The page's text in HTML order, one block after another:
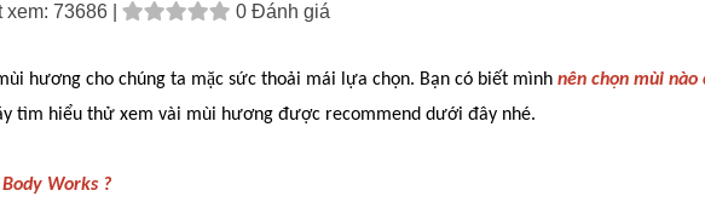
xem: 73686 | 0 Đánh giá
hương cho chúng ta mặc sức thoải mái lựa chọn. Bạn có biết mình nên chọn mùi nào
tìm hiểu thử xem vài mùi hương được recommend dưới đây nhé.
Works ?